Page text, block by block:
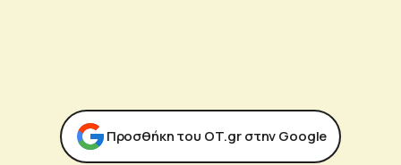
Προσθήκη του ΟΤ.gr στην Google